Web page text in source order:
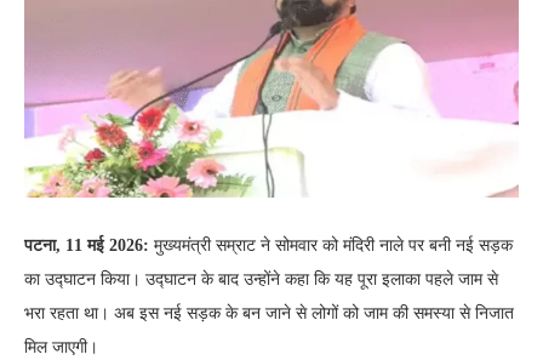
पटना, 11 मई 2026: मुख्यमंत्री सम्राट ने सोमवार को मंदिरी नाले पर बनी नई सड़क
का उद्घाटन किया। उद्घाटन के बाद उन्होंने कहा कि यह पूरा इलाका पहले जाम से
भरा रहता था। अब इस नई सड़क के बन जाने से लोगों को जाम की समस्या से निजात
मिल जाएगी।